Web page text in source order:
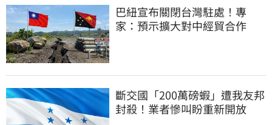
巴紐宣布關閉台灣駐處！專
家：預示擴大對中經貿合作
斷交國「200萬磅蝦」遭我友邦
封殺！業者慘叫盼重新開放